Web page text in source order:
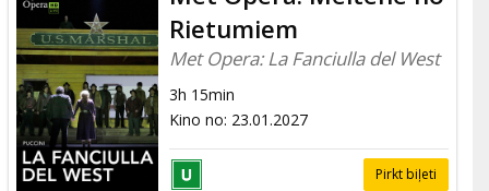
Rietumiem
Met Opera: La Fanciulla del West
3h 15min
Kino no: 23.01.2027
Pirkt biļeti